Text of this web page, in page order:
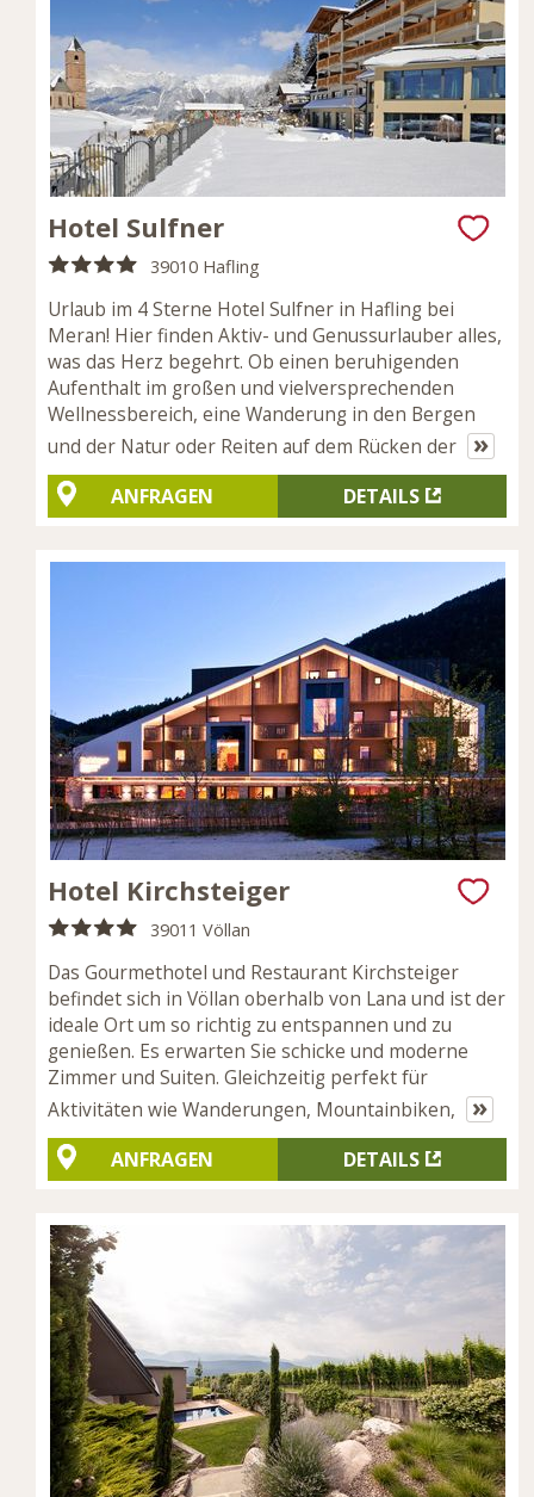
Hotel Sulfner
39010 Hafling
Urlaub im 4 Sterne Hotel Sulfner in Hafling bei
Meran! Hier finden Aktiv- und Genussurlauber alles,
was das Herz begehrt. Ob einen beruhigenden
Aufenthalt im großen und vielversprechenden
Wellnessbereich, eine Wanderung in den Bergen
und der Natur oder Reiten auf dem Rücken der
»
DETAILS
ANFRAGEN
Hotel Kirchsteiger
39011 Völlan
Das Gourmethotel und Restaurant Kirchsteiger
befindet sich in Völlan oberhalb von Lana und ist der
ideale Ort um so richtig zu entspannen und zu
genießen. Es erwarten Sie schicke und moderne
Zimmer und Suiten. Gleichzeitig perfekt für
Aktivitäten wie Wanderungen, Mountainbiken,
»
DETAILS
ANFRAGEN